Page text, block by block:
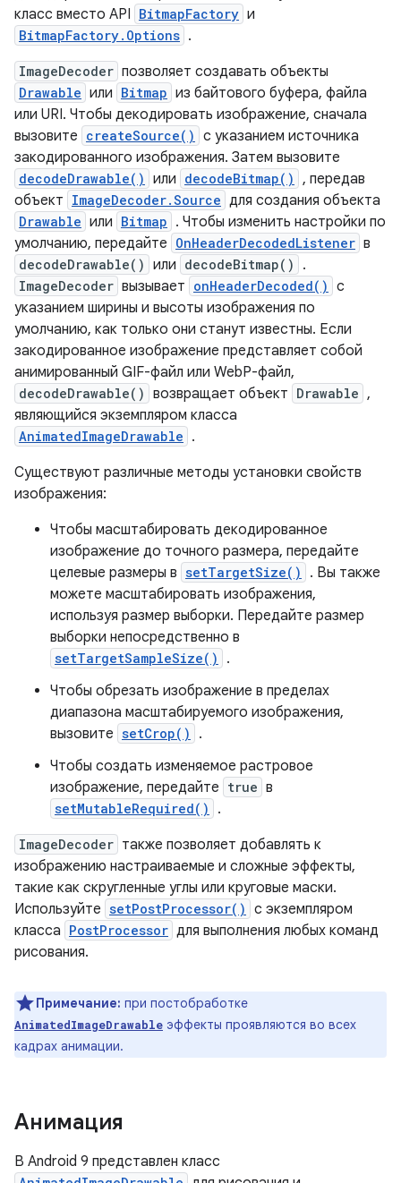
класс вместо API BitmapFactory и
BitmapFactory.Options .
ImageDecoder позволяет создавать объекты
Drawable или Bitmap из байтового буфера, файла
или URI. Чтобы декодировать изображение, сначала
вызовите createSource() с указанием источника
закодированного изображения. Затем вызовите
decodeDrawable() или decodeBitmap() , передав
объект ImageDecoder.Source для создания объекта
Drawable или Bitmap . Чтобы изменить настройки по
умолчанию, передайте OnHeaderDecodedListener в
decodeDrawable() или decodeBitmap() .
ImageDecoder вызывает onHeaderDecoded() с
указанием ширины и высоты изображения по
умолчанию, как только они станут известны. Если
закодированное изображение представляет собой
анимированный GIF-файл или WebP-файл,
decodeDrawable() возвращает объект Drawable ,
являющийся экземпляром класса
AnimatedImageDrawable .
Существуют различные методы установки свойств
изображения:
Чтобы масштабировать декодированное
изображение до точного размера, передайте
целевые размеры в setTargetSize()
. Вы также
можете масштабировать изображения,
используя размер выборки. Передайте размер
выборки непосредственно в
setTargetSampleSize()
.
Чтобы обрезать изображение в пределах
диапазона масштабируемого изображения,
вызовите setCrop()
.
Чтобы создать изменяемое растровое
изображение, передайте true в
setMutableRequired() .
ImageDecoder также позволяет добавлять к
изображению настраиваемые и сложные эффекты,
такие как скругленные углы или круговые маски.
Используйте setPostProcessor() с экземпляром
класса PostProcessor для выполнения любых команд
рисования.
Примечание: при постобработке
AnimatedImageDrawable эффекты проявляются во всех
кадрах анимации.
Анимация
В Android 9 представлен класс